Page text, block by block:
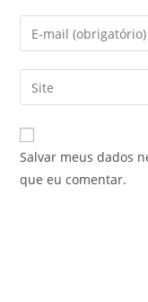
Salvar meus dados
que eu comentar.